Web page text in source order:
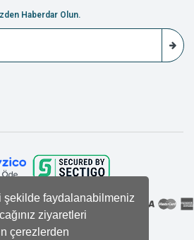
şekilde faydalanabilmeniz
ziyaretleri
çerezlerden
Haberdar Olun.